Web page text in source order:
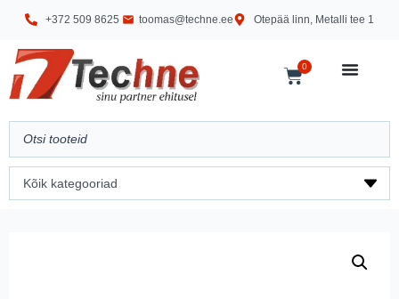
+372 509 8625 toomas@techne.ee Otepää linn, Metalli tee 1
0